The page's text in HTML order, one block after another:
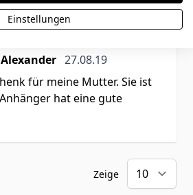
Alexander 27. August 2019
27.08.19
für meine Mutter. Sie ist
hat eine gute
Zeige
Einstellungen